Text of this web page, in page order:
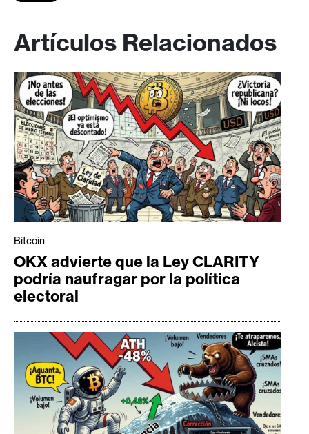
Artículos Relacionados
Bitcoin
OKX advierte que la Ley CLARITY
podría naufragar por la política
electoral